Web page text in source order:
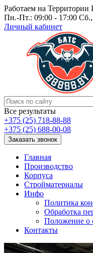
Работаем на
Пн.-Пт.: 09:00 - 17:00
Личный кабинет
Все результаты
+375 (25) 718-88-88
+375 (25) 688-00-08
Заказать звонок
Главная
Производство
Корпуса
Стройматериалы
Инфо
Политика
Обработка
Положение о
Контакты